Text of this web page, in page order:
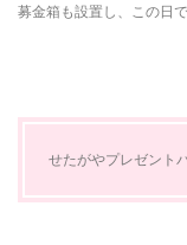
募金箱も設置し、この日
せたがやプレゼント